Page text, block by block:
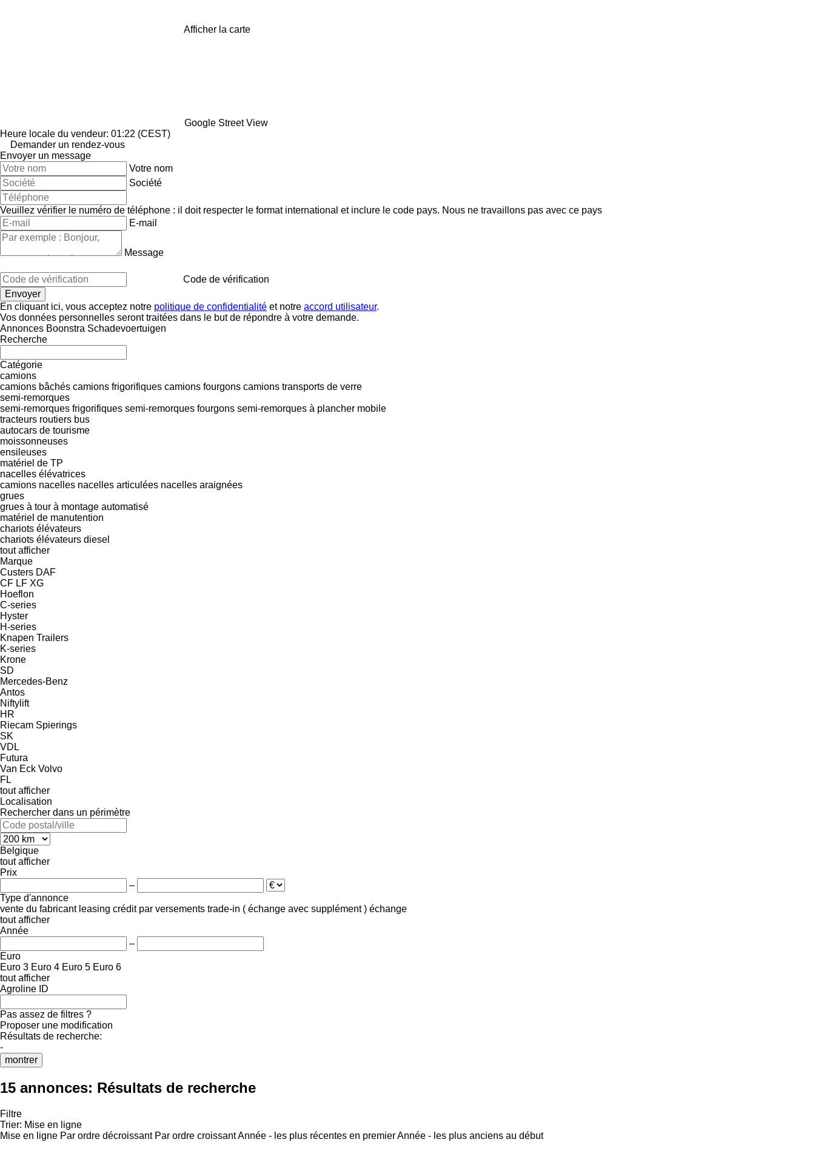
Afficher la carte
Google Street View
Heure locale du vendeur: 01:22 (CEST)
Demander un rendez-vous
Envoyer un message
Votre nom
Société
Veuillez vérifier le numéro de téléphone : il doit respecter le format international et inclure le code pays. Nous ne travaillons pas avec ce pays
E-mail
Message
Code de vérification
En cliquant ici, vous acceptez notre politique de confidentialité et notre accord utilisateur.
Vos données personnelles seront traitées dans le but de répondre à votre demande.
Annonces Boonstra Schadevoertuigen
Recherche
Catégorie
camions
camions bâchés camions frigorifiques camions fourgons camions transports de verre
semi-remorques
semi-remorques frigorifiques semi-remorques fourgons semi-remorques à plancher mobile
tracteurs routiers bus
autocars de tourisme
moissonneuses
ensileuses
matériel de TP
nacelles élévatrices
camions nacelles nacelles articulées nacelles araignées
grues
grues à tour à montage automatisé
matériel de manutention
chariots élévateurs
chariots élévateurs diesel
tout afficher
Marque
Custers DAF
CF LF XG
Hoeflon
C-series
Hyster
H-series
Knapen Trailers
K-series
Krone
SD
Mercedes-Benz
Antos
Niftylift
HR
Riecam Spierings
SK
VDL
Futura
Van Eck Volvo
FL
tout afficher
Localisation
Rechercher dans un périmètre
Belgique
tout afficher
Prix
–
Type d'annonce
vente du fabricant leasing crédit par versements trade-in ( échange avec supplément ) échange
tout afficher
Année
–
Euro
Euro 3 Euro 4 Euro 5 Euro 6
tout afficher
Agroline ID
Pas assez de filtres ?
Proposer une modification
Résultats de recherche:
-
montrer
15 annonces: Résultats de recherche
Filtre
Trier: Mise en ligne
Mise en ligne Par ordre décroissant Par ordre croissantAnnée - les plus récentes en premierAnnée - les plus anciens au début